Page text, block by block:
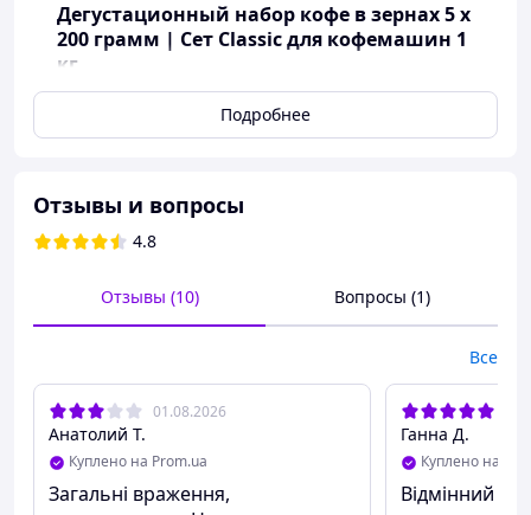
Дегустационный набор кофе в зернах 5 х
200 грамм | Сет Classic для кофемашин 1
кг
Подробнее
Отзывы и вопросы
4.8
Отзывы (10) Вопросы (1)
Все
01.08.2026
Анатолий Т.
Куплено на Prom.ua
Загальні враження,
Ганна Д.
Куплено на
Відмінний